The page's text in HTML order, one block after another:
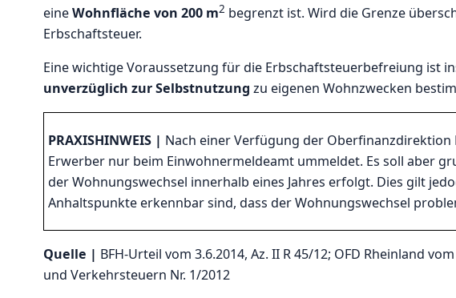
eineWohnfläche von 200 m2 begrenzt ist. Wird die Grenze
Erbschaftsteuer.
Eine wichtige Voraussetzung für die Erbschaftsteuerbefreiung ist
unverzüglich zur Selbstnutzung zu eigenen Wohnzwecken
PRAXISHINWEIS | Nach einer Verfügung der
Erwerber nur beim Einwohnermeldeamt ummeldet. Es soll aber
der Wohnungswechsel innerhalb eines Jahres erfolgt. Dies gilt
Anhaltspunkte erkennbar sind, dass der Wohnungswechsel
Quelle | BFH-Urteil vom 3.6.2014, Az. II R 45/12; OFD Rheinland
und Verkehrsteuern Nr. 1/2012